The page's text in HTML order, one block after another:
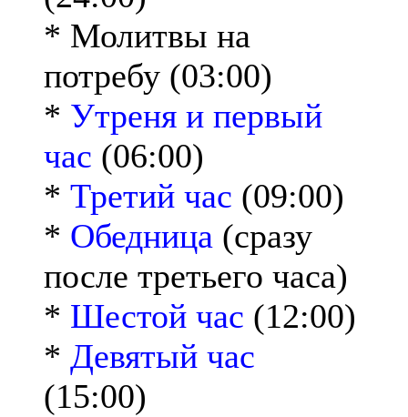
* Молитвы на
потребу (03:00)
* Утреня и первый
час (06:00)
* Третий час (09:00)
* Обедница (сразу
после третьего часа)
* Шестой час (12:00)
* Девятый час
(15:00)